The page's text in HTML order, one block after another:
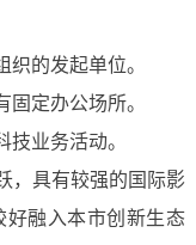
的发起单位。
定办公场所。
业务活动。
具有较强的国际影
好融入本市创新生态